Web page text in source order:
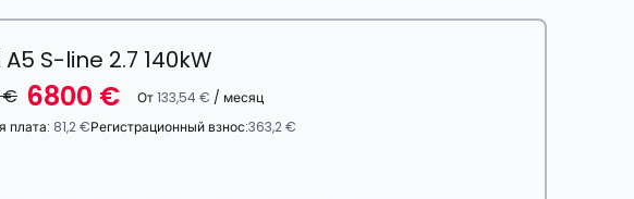
S-line 2.7 140kW
€ 6800 € От133,54 € / месяц
плата: 81,2 €Регистрационный взнос:363,2 €